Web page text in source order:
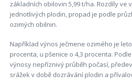
základních obilovin 5,99 t/ha. Rozdíly ve
jednotlivých plodin, propad je podle
ozimých obilnin.
Například výnos ječmene ozimého je
procenta, u pšenice o 4,3 procenta.
výnosy nepříznivý průběh počasí,
srážek v době dozrávání plodin a